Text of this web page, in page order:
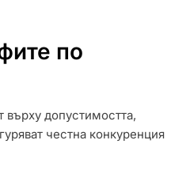
по
допустимостта,
честна конкуренция